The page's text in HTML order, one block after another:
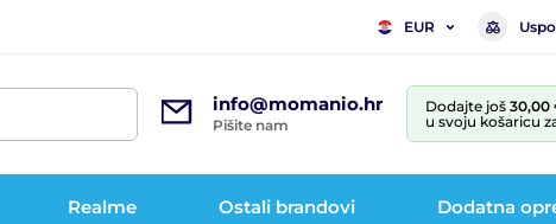
EUR
info@momanio.hr
Pišite nam
Dodajte još 30,00
u svoju košaricu
Realme Ostali brandovi Dodatna